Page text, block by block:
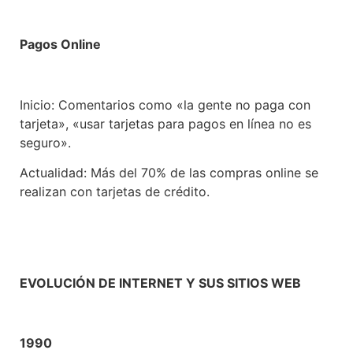
Pagos Online
Inicio: Comentarios como «la gente no paga con
tarjeta», «usar tarjetas para pagos en línea no es
seguro».
Actualidad: Más del 70% de las compras online se
realizan con tarjetas de crédito.
EVOLUCIÓN DE INTERNET Y SUS SITIOS WEB
1990